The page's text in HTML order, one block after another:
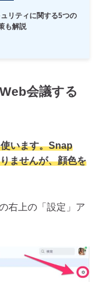
リティに関する5つの
も解説
会議する
います。Snap
ませんが、顔色を
右上の「設定」ア